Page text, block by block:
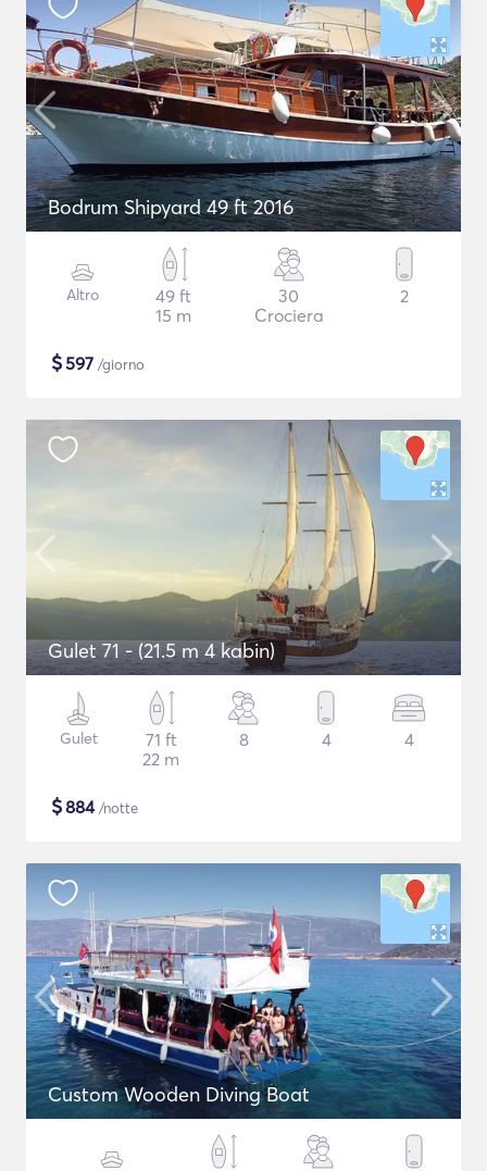
Bodrum Shipyard 49 ft 2016
Altro
49 ft
15 m
30
Crociera
2
$597 /giorno
Gulet 71 - (21.5 m 4 kabin)
Gulet
71 ft
22 m
8 4 4
$884/notte
Custom Wooden Diving Boat